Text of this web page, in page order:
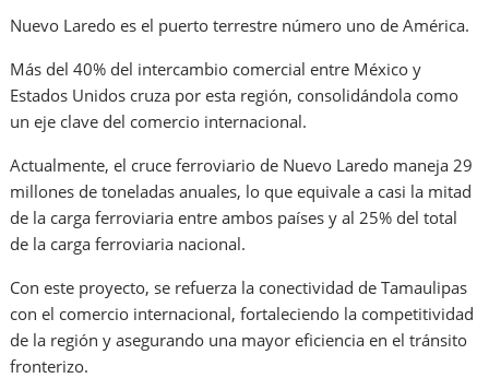
Nuevo Laredo es el puerto terrestre número uno de América.
Más del 40% del intercambio comercial entre México y
Estados Unidos cruza por esta región, consolidándola como
un eje clave del comercio internacional.
Actualmente, el cruce ferroviario de Nuevo Laredo maneja 29
millones de toneladas anuales, lo que equivale a casi la mitad
de la carga ferroviaria entre ambos países y al 25% del total
de la carga ferroviaria nacional.
Con este proyecto, se refuerza la conectividad de Tamaulipas
con el comercio internacional, fortaleciendo la competitividad
de la región y asegurando una mayor eficiencia en el tránsito
fronterizo.